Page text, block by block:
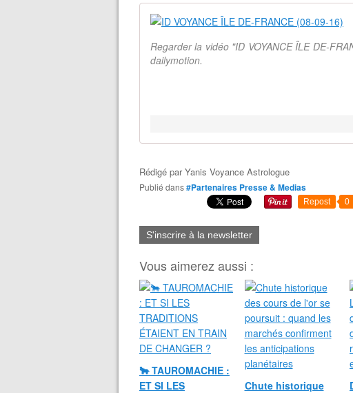
Regarder la vidéo "ID VOYANCE ÎLE DE-
dailymotion.
Rédigé parYanis Voyance Astrologue
Publié dans#Partenaires Presse & Medias
Repost 0
S'inscrire à la newsletter
Vous aimerez aussi :
🐂 TAUROMACHIE :
ET SI LES
Chute historique